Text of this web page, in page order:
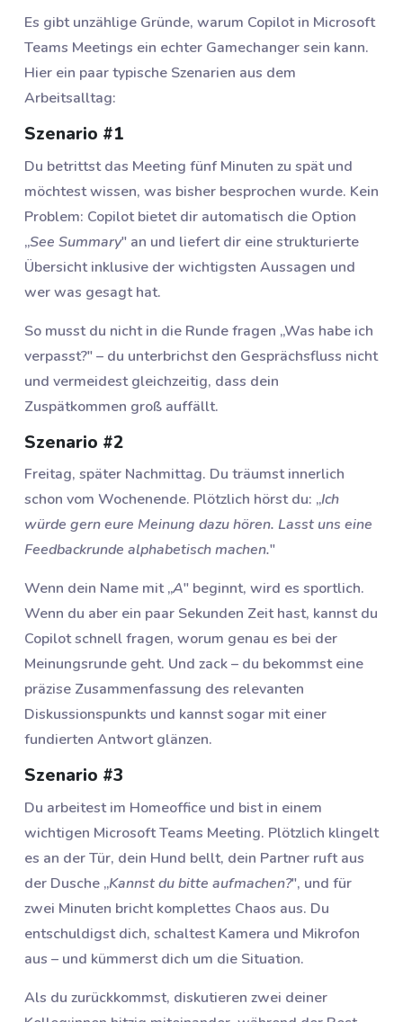
Es gibt unzählige Gründe, warum Copilot in Microsoft
Teams Meetings ein echter Gamechanger sein kann.
Hier ein paar typische Szenarien aus dem
Arbeitsalltag:
Szenario #1
Du betrittst das Meeting fünf Minuten zu spät und
möchtest wissen, was bisher besprochen wurde. Kein
Problem: Copilot bietet dir automatisch die Option
„See Summary" an und liefert dir eine strukturierte
Übersicht inklusive der wichtigsten Aussagen und
wer was gesagt hat.
So musst du nicht in die Runde fragen „Was habe ich
verpasst?" – du unterbrichst den Gesprächsfluss nicht
und vermeidest gleichzeitig, dass dein
Zuspätkommen groß auffällt.
Szenario #2
Freitag, später Nachmittag. Du träumst innerlich
schon vom Wochenende. Plötzlich hörst du: „Ich
würde gern eure Meinung dazu hören. Lasst uns eine
Feedbackrunde alphabetisch machen."
Wenn dein Name mit „A" beginnt, wird es sportlich.
Wenn du aber ein paar Sekunden Zeit hast, kannst du
Copilot schnell fragen, worum genau es bei der
Meinungsrunde geht. Und zack – du bekommst eine
präzise Zusammenfassung des relevanten
Diskussionspunkts und kannst sogar mit einer
fundierten Antwort glänzen.
Szenario #3
Du arbeitest im Homeoffice und bist in einem
wichtigen Microsoft Teams Meeting. Plötzlich klingelt
es an der Tür, dein Hund bellt, dein Partner ruft aus
der Dusche „Kannst du bitte aufmachen?", und für
zwei Minuten bricht komplettes Chaos aus. Du
entschuldigst dich, schaltest Kamera und Mikrofon
aus – und kümmerst dich um die Situation.
Als du zurückkommst, diskutieren zwei deiner